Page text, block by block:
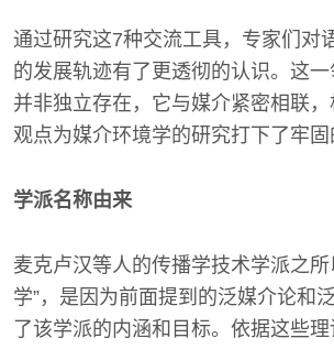
通过研究这7种交流工具，专家们对
的发展轨迹有了更透彻的认识。这
并非独立存在，它与媒介紧密相联
观点为媒介环境学的研究打下了牢固
学派名称由来
麦克卢汉等人的传播学技术学派之所
学”，是因为前面提到的泛媒介论和
了该学派的内涵和目标。依据这些理